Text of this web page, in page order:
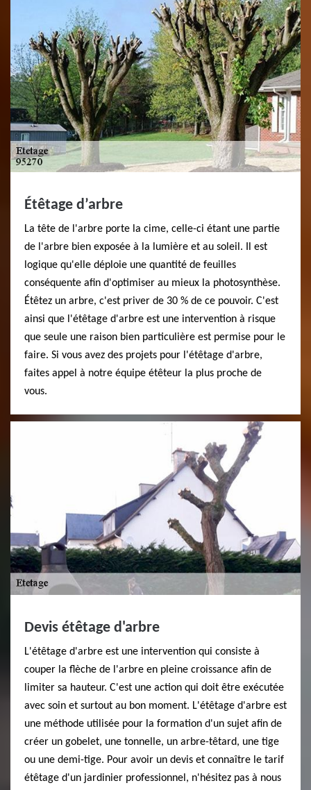
Étêtage d’arbre
La tête de l'arbre porte la cime, celle-ci étant une partie
de l'arbre bien exposée à la lumière et au soleil. Il est
logique qu'elle déploie une quantité de feuilles
conséquente afin d'optimiser au mieux la photosynthèse.
Étêtez un arbre, c'est priver de 30 % de ce pouvoir. C'est
ainsi que l'étêtage d'arbre est une intervention à risque
que seule une raison bien particulière est permise pour le
faire. Si vous avez des projets pour l'étêtage d'arbre,
faites appel à notre équipe étêteur la plus proche de
vous.
Devis étêtage d'arbre
L'étêtage d'arbre est une intervention qui consiste à
couper la flèche de l'arbre en pleine croissance afin de
limiter sa hauteur. C'est une action qui doit être exécutée
avec soin et surtout au bon moment. L'étêtage d'arbre est
une méthode utilisée pour la formation d'un sujet afin de
créer un gobelet, une tonnelle, un arbre-têtard, une tige
ou une demi-tige. Pour avoir un devis et connaître le tarif
étêtage d'un jardinier professionnel, n'hésitez pas à nous